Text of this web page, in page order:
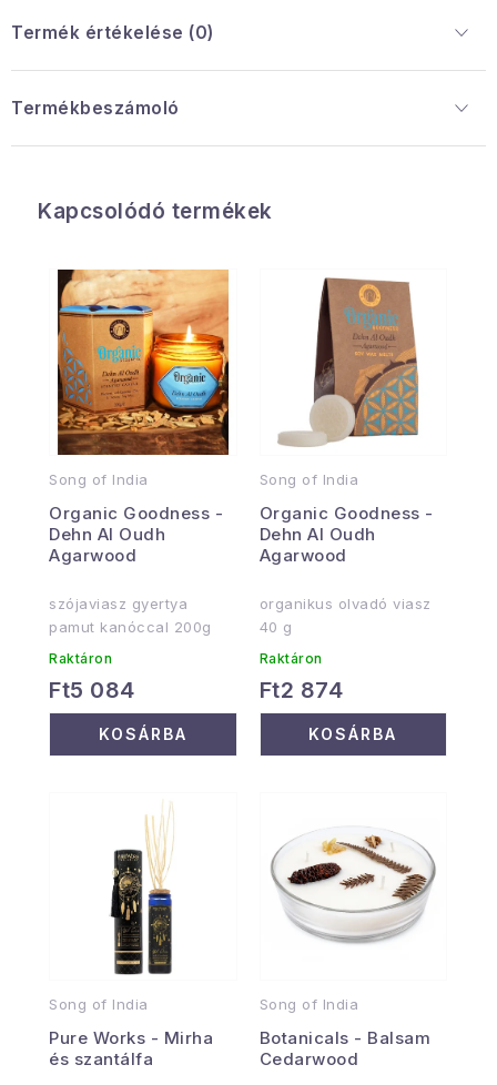
Termék értékelése (0)
Termékbeszámoló
Kapcsolódó termékek
Song of India
Organic Goodness -
Dehn Al Oudh
Agarwood
szójaviasz gyertya
pamut kanóccal 200g
Raktáron
Ft5 084
KOSÁRBA
Song of India
Organic Goodness -
Dehn Al Oudh
Agarwood
organikus olvadó viasz
40 g
Raktáron
Ft2 874
KOSÁRBA
Song of India
Pure Works - Mirha
és szantálfa
Song of India
Botanicals - Balsam
Cedarwood